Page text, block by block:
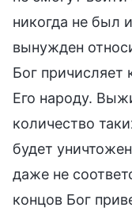
никогда не был
вынужден
Бог причисляет
Его народу.
количество
будет
даже не
концов Бог